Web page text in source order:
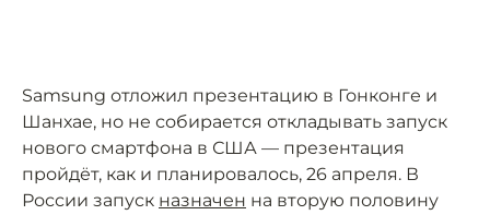
Samsung отложил презентацию в Гонконге и
Шанхае, но не собирается откладывать запуск
нового смартфона в США — презентация
пройдёт, как и планировалось, 26 апреля. В
России запуск назначен на вторую половину